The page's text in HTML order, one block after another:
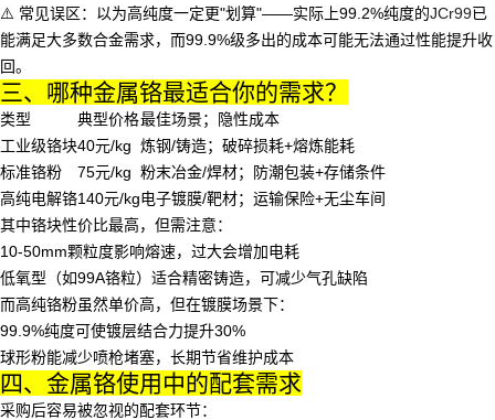
⚠️ 常见误区：以为高纯度一定更"划算"——实际上99.2%纯度的JCr99已
能满足大多数合金需求，而99.9%级多出的成本可能无法通过性能提升收
回。
三、哪种金属铬最适合你的需求？
类型 典型价格最佳场景；隐性成本
工业级铬块40元/kg 炼钢/铸造；破碎损耗+熔炼能耗
标准铬粉
75元/kg 粉末冶金/焊材；防潮包装+存储条件
高纯电解铬140元/kg电子镀膜/靶材；运输保险+无尘车间
其中铬块性价比最高，但需注意：
10-50mm颗粒度影响熔速，过大会增加电耗
低氧型（如99A铬粒）适合精密铸造，可减少气孔缺陷
而高纯铬粉虽然单价高，但在镀膜场景下：
99.9%纯度可使镀层结合力提升30%
球形粉能减少喷枪堵塞，长期节省维护成本
四、金属铬使用中的配套需求
采购后容易被忽视的配套环节：